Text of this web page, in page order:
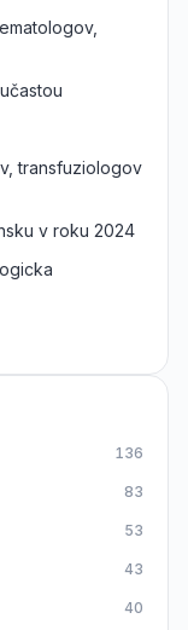
transfuziologov
v roku 2024
136
83
53
43
40